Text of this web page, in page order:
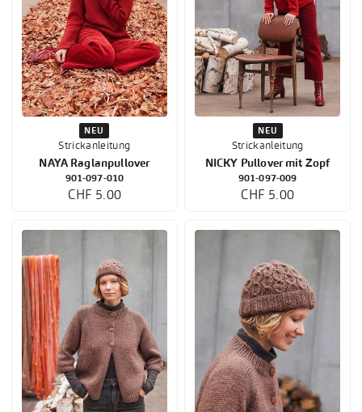
NEU
Strickanleitung
NAYA Raglanpullover
901-097-010
CHF 5.00
NEU
Strickanleitung
NICKY Pullover mit Zopf
901-097-009
CHF 5.00